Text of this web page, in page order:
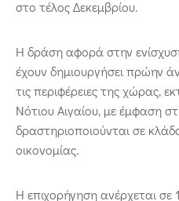
στο τέλος Δεκεμβρίου.
Η δράση αφορά στην
έχουν δημιουργήσει πρώην
τις περιφέρειες της χώρας,
Νότιου Αιγαίου, με έμφαση
δραστηριοποιούνται σε
οικονομίας.
Η επιχορήγηση ανέρχεται σε